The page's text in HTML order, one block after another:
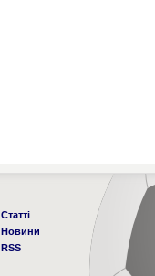
Статті
Новини
RSS